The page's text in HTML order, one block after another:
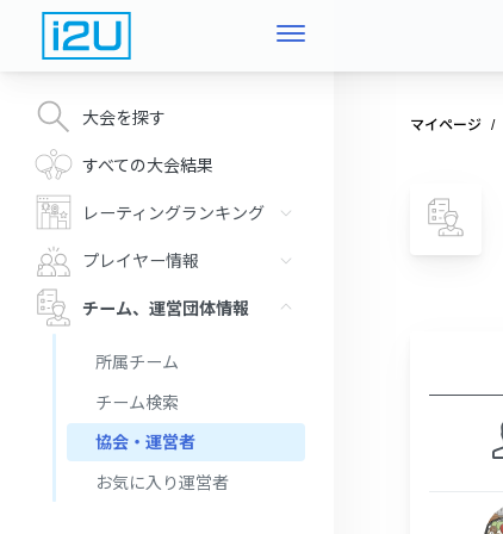
大会を探す
すべての大会結果
レーティングランキング
プレイヤー情報
チーム、運営団体情報
所属チーム
チーム検索
協会・運営者
お気に入り運営者
マイページ